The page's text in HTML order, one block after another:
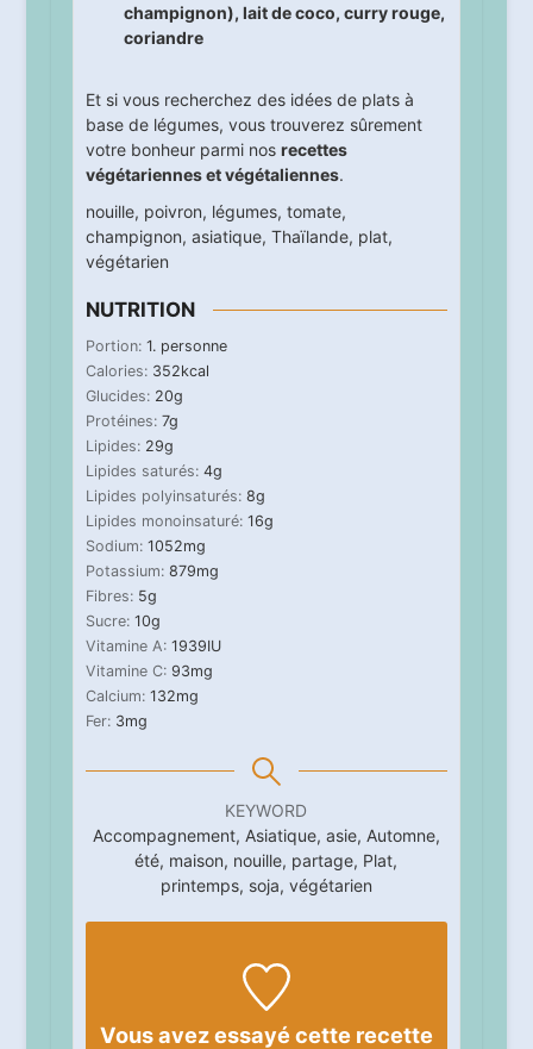
champignon), lait de coco, curry rouge,
coriandre
Et si vous recherchez des idées de plats à
base de légumes, vous trouverez sûrement
votre bonheur parmi nos recettes
végétariennes et végétaliennes.
nouille, poivron, légumes, tomate,
champignon, asiatique, Thaïlande, plat,
végétarien
NUTRITION
Portion: 1. personne
Calories: 352kcal
Glucides: 20g
Protéines: 7g
Lipides: 29g
Lipides saturés: 4g
Lipides polyinsaturés: 8g
Lipides monoinsaturé: 16g
Sodium: 1052mg
Potassium: 879mg
Fibres: 5g
Sucre: 10g
Vitamine A: 1939IU
Vitamine C: 93mg
Calcium: 132mg
Fer: 3mg
KEYWORD
Accompagnement, Asiatique, asie, Automne,
été, maison, nouille, partage, Plat,
printemps, soja, végétarien
Vous avez essayé cette recette